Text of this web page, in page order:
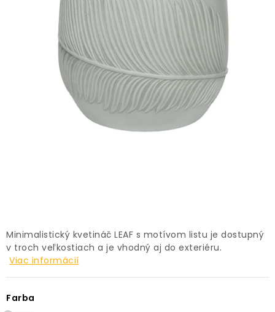
NA OBJEDNÁVKU
KVETINÁČE A OBALY NA RASTLINY
Minimalistický kvetináč LEAF s motívom listu je dostupný
v troch veľkostiach a je vhodný aj do exteriéru.
Viac informácií
Farba